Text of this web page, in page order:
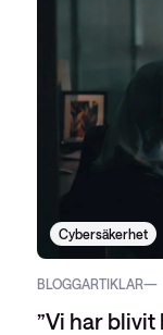
Cybersäkerhet
BLOGGARTIKLAR
”Vi har blivit